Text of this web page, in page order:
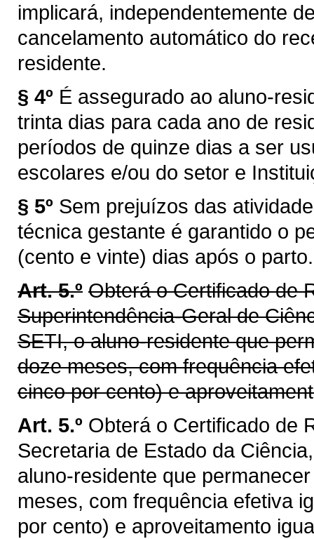
implicará, independentemente
cancelamento automático do
residente.
§ 4º É assegurado ao aluno-
trinta dias para cada ano de
períodos de quinze dias a ser
escolares e/ou do setor e
§ 5º Sem prejuízos das
técnica gestante é garantido o
(cento e vinte) dias após o parto.
Art. 5.º Obterá o Certificado de
Superintendência-Geral de
SETI, o aluno-residente que
doze meses, com frequência
cinco por cento) e
Art. 5.º Obterá o Certificado de
Secretaria de Estado da
aluno-residente que
meses, com frequência efetiva
por cento) e aproveitamento